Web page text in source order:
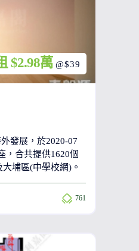
發展，於2020-07
，合共提供1620個
埔區(中學校網)。
761
$2.98萬 @$39